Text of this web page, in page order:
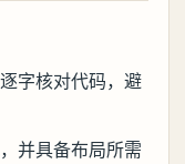
字核对代码，避
并具备布局所需